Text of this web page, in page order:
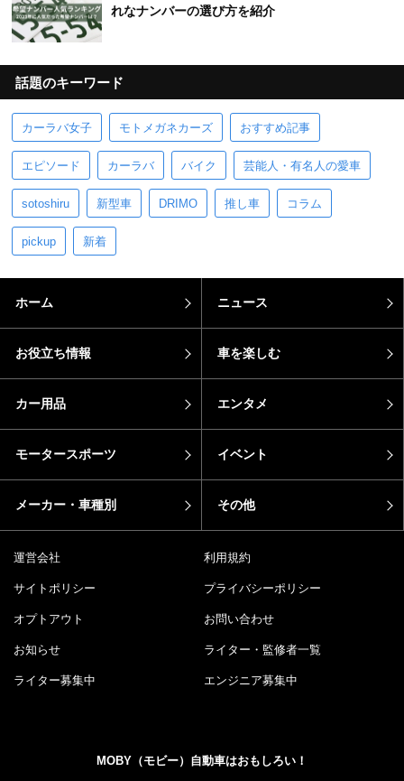
れなナンバーの選び方を紹介
話題のキーワード
カーラバ女子 モトメガネカーズ おすすめ記事
エピソード カーラバ バイク 芸能人・有名人の愛車
sotoshiru 新型車 DRIMO 推し車 コラム
pickup 新着
ホーム ニュース
お役立ち情報 車を楽しむ
カー用品 エンタメ
モータースポーツ イベント
メーカー・車種別 その他
運営会社 利用規約
サイトポリシー プライバシーポリシー
オプトアウト お問い合わせ
お知らせ ライター・監修者一覧
ライター募集中 エンジニア募集中
MOBY（モビー）自動車はおもしろい！